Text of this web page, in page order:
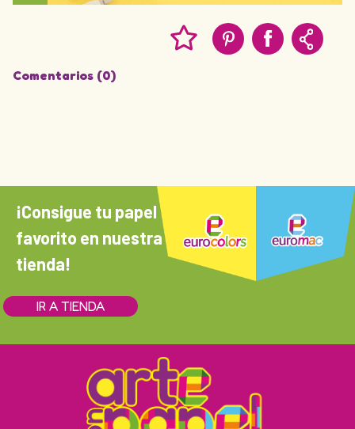
Comentarios (0)
¡Consigue tu papel
favorito en nuestra
tienda!
IR A TIENDA